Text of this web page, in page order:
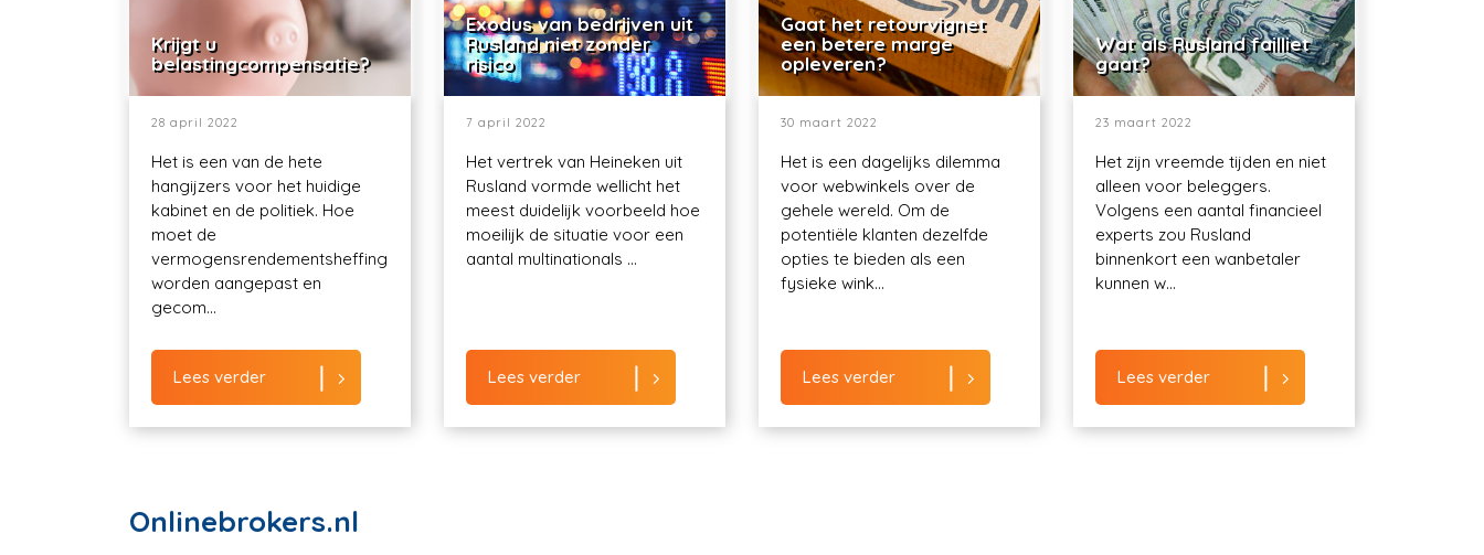
Krijgt u
belastingcompensatie?
28 april 2022
Het is een van de hete
hangijzers voor het huidige
kabinet en de politiek. Hoe
moet de
vermogensrendementsheffing
worden aangepast en
gecom...
Lees verder
Exodus van bedrijven uit
Rusland niet zonder
risico
7 april 2022
Het vertrek van Heineken uit
Rusland vormde wellicht het
meest duidelijk voorbeeld hoe
moeilijk de situatie voor een
aantal multinationals ...
Lees verder
Gaat het retourvignet
een betere marge
opleveren?
30 maart 2022
Het is een dagelijks dilemma
voor webwinkels over de
gehele wereld. Om de
potentiële klanten dezelfde
opties te bieden als een
fysieke wink...
Lees verder
Wat als Rusland failliet
gaat?
23 maart 2022
Het zijn vreemde tijden en niet
alleen voor beleggers.
Volgens een aantal financieel
experts zou Rusland
binnenkort een wanbetaler
kunnen w...
Lees verder
Onlinebrokers.nl